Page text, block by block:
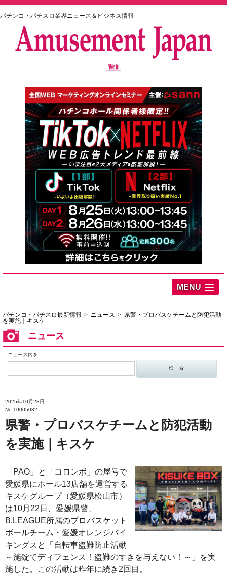
パチンコ・パチスロ業界ニュース＆ビジネス情報
MENU
パチンコ・パチスロ最新情報 ニュース
県警・プロバスケチームと防犯活動
を実施｜キスケ
ニュース
ニュース内を
2025年10月28日
No.10005032
県警・プロバスケチームと防犯活動
を実施｜キスケ
「PAO」と「コロンボ」の屋号で
愛媛県にホール13店舗を運営する
キスケグループ（愛媛県松山市）
は10月22日、愛媛県警、
B.LEAGUE所属のプロバスケット
ボールチーム・愛媛オレンジバイ
キングスと「自転車盗難防止活動
～施錠でディフェンス！盗難のすきを与えない！～」を実
施した。この活動は昨年に続き2回目。